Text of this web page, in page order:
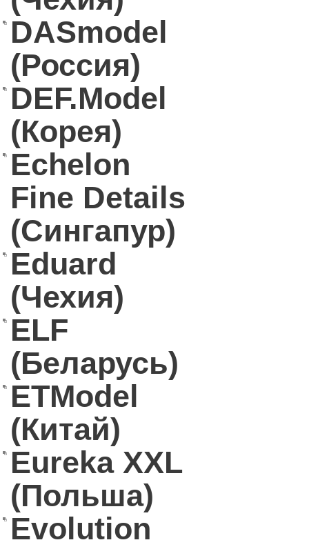
DASmodel
(Россия)
DEF.Model
(Корея)
Echelon
Fine Details
(Сингапур)
Eduard
(Чехия)
ELF
(Беларусь)
ETModel
(Китай)
Eureka XXL
(Польша)
Evolution